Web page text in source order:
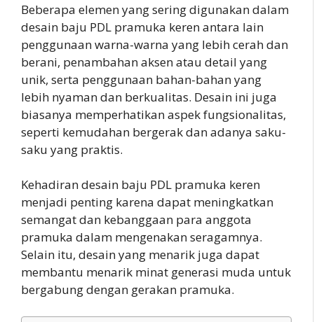
Beberapa elemen yang sering digunakan dalam
desain baju PDL pramuka keren antara lain
penggunaan warna-warna yang lebih cerah dan
berani, penambahan aksen atau detail yang
unik, serta penggunaan bahan-bahan yang
lebih nyaman dan berkualitas. Desain ini juga
biasanya memperhatikan aspek fungsionalitas,
seperti kemudahan bergerak dan adanya saku-
saku yang praktis.
Kehadiran desain baju PDL pramuka keren
menjadi penting karena dapat meningkatkan
semangat dan kebanggaan para anggota
pramuka dalam mengenakan seragamnya.
Selain itu, desain yang menarik juga dapat
membantu menarik minat generasi muda untuk
bergabung dengan gerakan pramuka.